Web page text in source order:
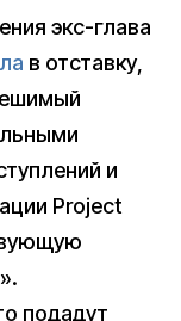
экс-глава
в отставку,
и
Project
подадут